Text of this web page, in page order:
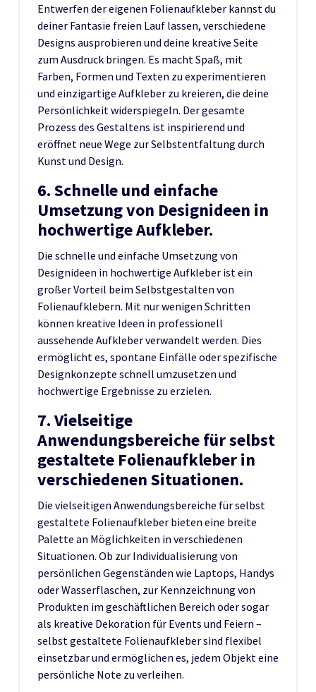
Entwerfen der eigenen Folienaufkleber kannst du
deiner Fantasie freien Lauf lassen, verschiedene
Designs ausprobieren und deine kreative Seite
zum Ausdruck bringen. Es macht Spaß, mit
Farben, Formen und Texten zu experimentieren
und einzigartige Aufkleber zu kreieren, die deine
Persönlichkeit widerspiegeln. Der gesamte
Prozess des Gestaltens ist inspirierend und
eröffnet neue Wege zur Selbstentfaltung durch
Kunst und Design.
6. Schnelle und einfache
Umsetzung von Designideen in
hochwertige Aufkleber.
Die schnelle und einfache Umsetzung von
Designideen in hochwertige Aufkleber ist ein
großer Vorteil beim Selbstgestalten von
Folienaufklebern. Mit nur wenigen Schritten
können kreative Ideen in professionell
aussehende Aufkleber verwandelt werden. Dies
ermöglicht es, spontane Einfälle oder spezifische
Designkonzepte schnell umzusetzen und
hochwertige Ergebnisse zu erzielen.
7. Vielseitige
Anwendungsbereiche für selbst
gestaltete Folienaufkleber in
verschiedenen Situationen.
Die vielseitigen Anwendungsbereiche für selbst
gestaltete Folienaufkleber bieten eine breite
Palette an Möglichkeiten in verschiedenen
Situationen. Ob zur Individualisierung von
persönlichen Gegenständen wie Laptops, Handys
oder Wasserflaschen, zur Kennzeichnung von
Produkten im geschäftlichen Bereich oder sogar
als kreative Dekoration für Events und Feiern –
selbst gestaltete Folienaufkleber sind flexibel
einsetzbar und ermöglichen es, jedem Objekt eine
persönliche Note zu verleihen.